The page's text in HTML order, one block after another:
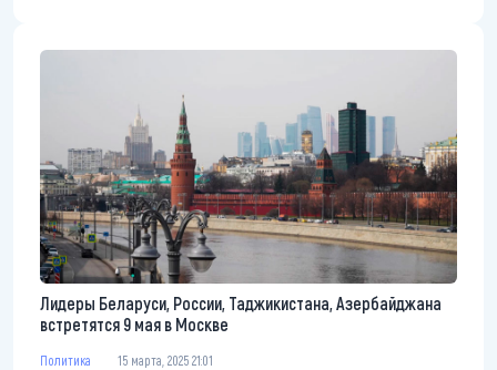
Лидеры Беларуси, России, Таджикистана, Азербайджана
встретятся 9 мая в Москве
Политика 15 марта, 2025 21:01